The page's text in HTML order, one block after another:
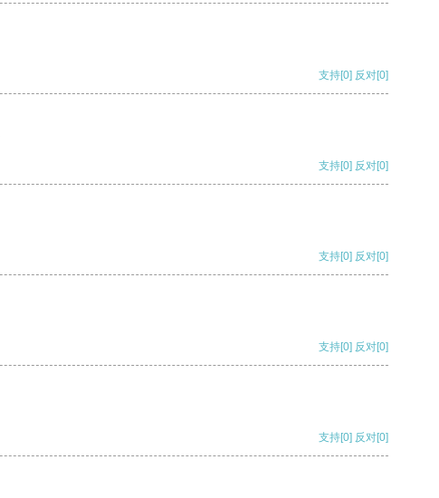
支持[0] 反对[0]
支持[0] 反对[0]
支持[0] 反对[0]
支持[0] 反对[0]
支持[0] 反对[0]